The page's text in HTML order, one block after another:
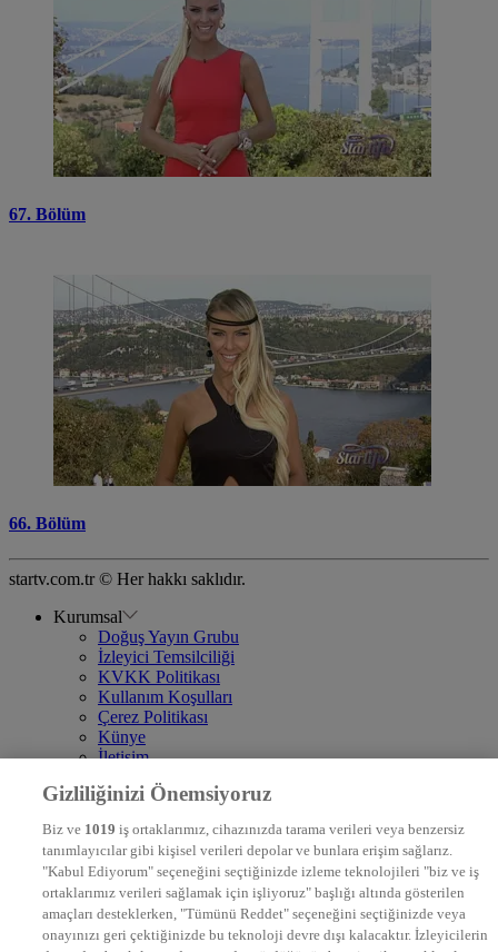
67. Bölüm
66. Bölüm
startv.com.tr © Her hakkı saklıdır.
Kurumsal
Doğuş Yayın Grubu
İzleyici Temsilciliği
KVKK Politikası
Kullanım Koşulları
Çerez Politikası
Künye
İletişim
DYG Televizyonlar
STAR
EURO STAR
KRAL POP TV
DYG Radyolar
NTV RADYO
KRAL FM
Gizliliğinizi Önemsiyoruz
Biz ve 1019 iş ortaklarımız, cihazınızda tarama verileri veya benzersiz
tanımlayıcılar gibi kişisel verileri depolar ve bunlara erişim sağlarız.
"Kabul Ediyorum" seçeneğini seçtiğinizde izleme teknolojileri "biz ve iş
ortaklarımız verileri sağlamak için işliyoruz" başlığı altında gösterilen
amaçları desteklerken, "Tümünü Reddet" seçeneğini seçtiğinizde veya
onayınızı geri çektiğinizde bu teknoloji devre dışı kalacaktır. İzleyicilerin